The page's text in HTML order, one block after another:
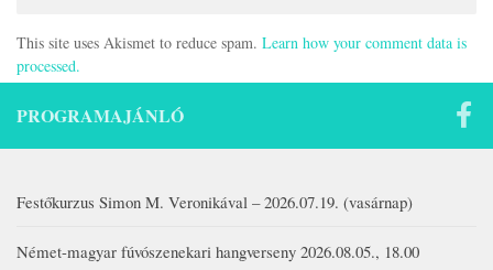
This site uses Akismet to reduce spam. Learn how your comment data is
processed.
PROGRAMAJÁNLÓ
Festőkurzus Simon M. Veronikával – 2026.07.19. (vasárnap)
Német-magyar fúvószenekari hangverseny 2026.08.05., 18.00